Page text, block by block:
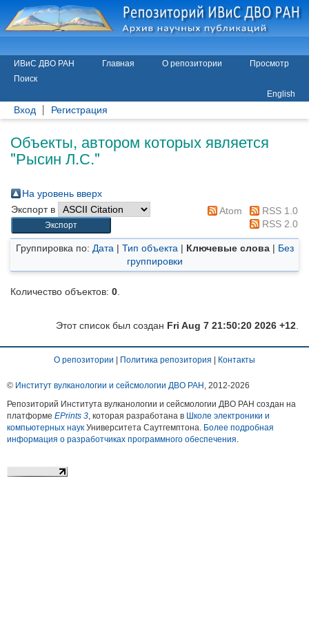
ИВиС ДВО РАН Главная О репозитории
Просмотр
Поиск
English
Вход Регистрация
Объекты, автором которых является
"Рысин Л.С."
На уровень вверх
Экспорт в
Atom
RSS 1.0
RSS 2.0
Группировка по: Дата | Тип объекта | Ключевые слова| Без
группировки
Количество объектов: 0
Этот список был создан Fri Aug 7 21:50:20 2026 +12
О репозитории Политика репозитория Контакты
© Институт вулканологии и сейсмологии ДВО РАН , 2012-2026
Репозиторий Института вулканологии и сейсмологии ДВО РАН создан на
платформе EPrints 3, которая разработана в Школе электроники и
компьютерных наук Университета Саутгемптона. Более подробная
информация о разработчиках программного обеспечения.